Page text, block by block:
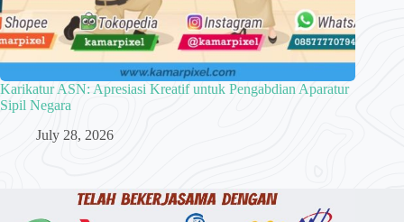
Karikatur ASN: Apresiasi Kreatif untuk Pengabdian Aparatur
Sipil Negara
July 28, 2026